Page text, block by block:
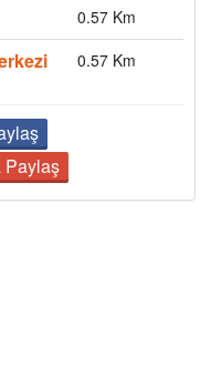
0.57 Km
0.57 Km
Paylaş